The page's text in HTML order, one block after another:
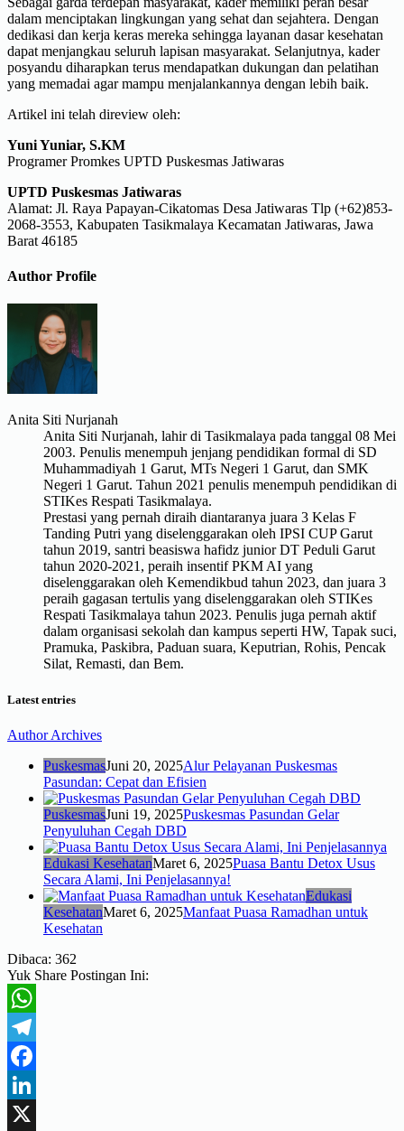
dalam menciptakan lingkungan yang sehat dan sejahtera. Dengan
dedikasi dan kerja keras mereka sehingga layanan dasar kesehatan
dapat menjangkau seluruh lapisan masyarakat. Selanjutnya, kader
posyandu diharapkan terus mendapatkan dukungan dan pelatihan
yang memadai agar mampu menjalankannya dengan lebih baik.
Artikel ini telah direview oleh:
Yuni Yuniar, S.KM
Programer Promkes UPTD Puskesmas Jatiwaras
UPTD Puskesmas Jatiwaras
Alamat: Jl. Raya Papayan-Cikatomas Desa Jatiwaras Tlp (+62)853-
2068-3553, Kabupaten Tasikmalaya Kecamatan Jatiwaras, Jawa
Barat 46185
Author Profile
Anita Siti Nurjanah
Anita Siti Nurjanah, lahir di Tasikmalaya pada tanggal 08 Mei
2003. Penulis menempuh jenjang pendidikan formal di SD
Muhammadiyah 1 Garut, MTs Negeri 1 Garut, dan SMK
Negeri 1 Garut. Tahun 2021 penulis menempuh pendidikan di
STIKes Respati Tasikmalaya.
Prestasi yang pernah diraih diantaranya juara 3 Kelas F
Tanding Putri yang diselenggarakan oleh IPSI CUP Garut
tahun 2019, santri beasiswa hafidz junior DT Peduli Garut
tahun 2020-2021, peraih insentif PKM AI yang
diselenggarakan oleh Kemendikbud tahun 2023, dan juara 3
peraih gagasan tertulis yang diselenggarakan oleh STIKes
Respati Tasikmalaya tahun 2023. Penulis juga pernah aktif
dalam organisasi sekolah dan kampus seperti HW, Tapak suci,
Pramuka, Paskibra, Paduan suara, Keputrian, Rohis, Pencak
Silat, Remasti, dan Bem.
Latest entries
Author Archives
PuskesmasJuni 20, 2025Alur Pelayanan Puskesmas
Pasundan: Cepat dan Efisien
PuskesmasJuni 19, 2025Puskesmas Pasundan Gelar
Penyuluhan Cegah DBD
Edukasi KesehatanMaret 6, 2025Puasa Bantu Detox Usus
Secara Alami, Ini Penjelasannya!
Edukasi
KesehatanMaret 6, 2025Manfaat Puasa Ramadhan untuk
Kesehatan
Dibaca: 362
Yuk Share Postingan Ini:
WhatsApp
Telegram
Facebook
LinkedIn